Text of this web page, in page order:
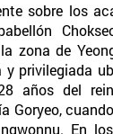
sobre los
zona de
y privilegiada
años del
Goryeo,
En